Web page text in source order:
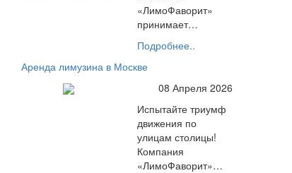
«ЛимоФаворит»
принимает…
Подробнее..
Аренда лимузина в Москве
08 Апреля 2026
Испытайте триумф
движения по
улицам столицы!
Компания
«ЛимоФаворит»…